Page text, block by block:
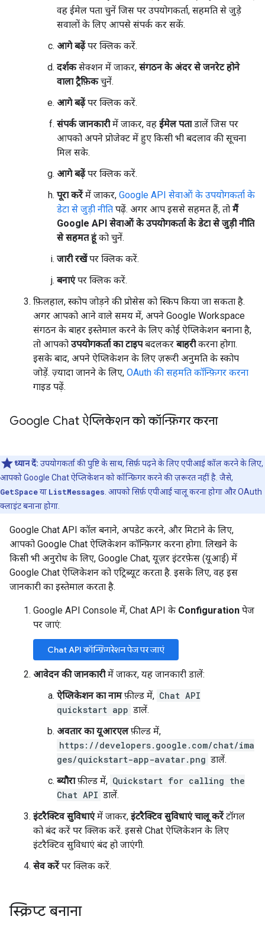
वह ईमेल पता चुनें जिस पर उपयोगकर्ता, सहमति से जुड़े
सवालों के लिए आपसे संपर्क कर सकें.
आगे बढ़ेंपर क्लिक करें.
दर्शकसेक्शन में जाकर, संगठन के अंदर से जनरेट होने
वाला ट्रैफ़िकचुनें.
आगे बढ़ेंपर क्लिक करें.
संपर्क जानकारीमें जाकर, वह ईमेल पताडालें जिस पर
आपको अपने प्रोजेक्ट में हुए किसी भी बदलाव की सूचना
मिल सके.
आगे बढ़ेंपर क्लिक करें.
पूरा करेंमें जाकर, Google API सेवाओं के उपयोगकर्ता के
डेटा से जुड़ी नीति पढ़ें. अगर आप इससे सहमत हैं, तो मैं
Google API सेवाओं के उपयोगकर्ता के डेटा से जुड़ी नीति
से सहमत हूंको चुनें.
जारी रखेंपर क्लिक करें.
बनाएंपर क्लिक करें.
फ़िलहाल, स्कोप जोड़ने की प्रोसेस को स्किप किया जा सकता है.
अगर आपको आने वाले समय में, अपने Google Workspace
संगठन के बाहर इस्तेमाल करने के लिए कोई ऐप्लिकेशन बनाना है,
तो आपको उपयोगकर्ता का टाइपबदलकर बाहरीकरना होगा.
इसके बाद, अपने ऐप्लिकेशन के लिए ज़रूरी अनुमति के स्कोप
जोड़ें. ज़्यादा जानने के लिए, OAuth की सहमति कॉन्फ़िगर करना
गाइड पढ़ें.
Google Chat ऐप्लिकेशन को कॉन्फ़िगर करना
ध्यान दें: उपयोगकर्ता की पुष्टि के साथ, सिर्फ़ पढ़ने के लिए एपीआई कॉल करने के लिए,
आपको Google Chat ऐप्लिकेशन को कॉन्फ़िगर करने की ज़रूरत नहीं है. जैसे,
GetSpaceया ListMessages . आपको सिर्फ़ एपीआई चालू करना होगा और OAuth
क्लाइंट बनाना होगा.
Google Chat API कॉल बनाने, अपडेट करने, और मिटाने के लिए,
आपको Google Chat ऐप्लिकेशन कॉन्फ़िगर करना होगा. लिखने के
किसी भी अनुरोध के लिए, Google Chat, यूज़र इंटरफ़ेस (यूआई) में
Google Chat ऐप्लिकेशन को एट्रिब्यूट करता है. इसके लिए, वह इस
जानकारी का इस्तेमाल करता है.
Google API Console में, Chat API के Configuration पेज
पर जाएं:
Chat API कॉन्फ़िगरेशन पेज पर जाएं
आवेदन की जानकारीमें जाकर, यह जानकारी डालें:
ऐप्लिकेशन का नामफ़ील्ड में, Chat API
quickstart app डालें.
अवतार का यूआरएलफ़ील्ड में,
https://developers.google.com/chat/ima
ges/quickstart-app-avatar.png डालें.
ब्यौराफ़ील्ड में, Quickstart for calling the
Chat API डालें.
इंटरैक्टिव सुविधाएंमें जाकर, इंटरैक्टिव सुविधाएं चालू करेंटॉगल
को बंद करें पर क्लिक करें. इससे Chat ऐप्लिकेशन के लिए
इंटरैक्टिव सुविधाएं बंद हो जाएंगी.
सेव करेंपर क्लिक करें.
स्क्रिप्ट बनाना